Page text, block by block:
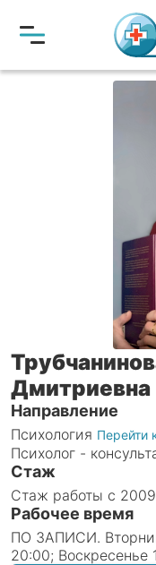
Дмитриевна
Направление
Психология Перейти
Психолог -
Стаж
Стаж работы с
Рабочее время
ПО ЗАПИСИ.
20:00; Воскресенье